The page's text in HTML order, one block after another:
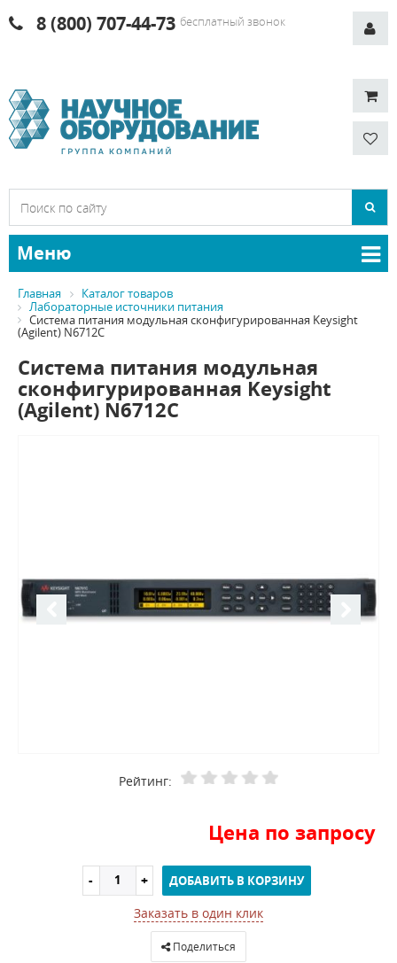
8 (800) 707-44-73 бесплатный звонок
Меню
Главная
Каталог товаров
Лабораторные источники питания
Система питания модульная сконфигурированная Keysight
(Agilent) N6712C
Система питания модульная
сконфигурированная Keysight
(Agilent) N6712C
Рейтинг:
Цена по запросу
ДОБАВИТЬ В КОРЗИНУ
Заказать в один клик
Поделиться